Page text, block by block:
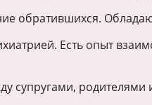
обратившихся.
Есть опыт
родителями